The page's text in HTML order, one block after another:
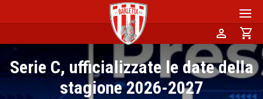
person shopping_cart
Serie C, ufficializzate le date della
stagione 2026-2027